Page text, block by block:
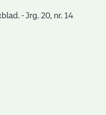
- Jrg. 20, nr. 14